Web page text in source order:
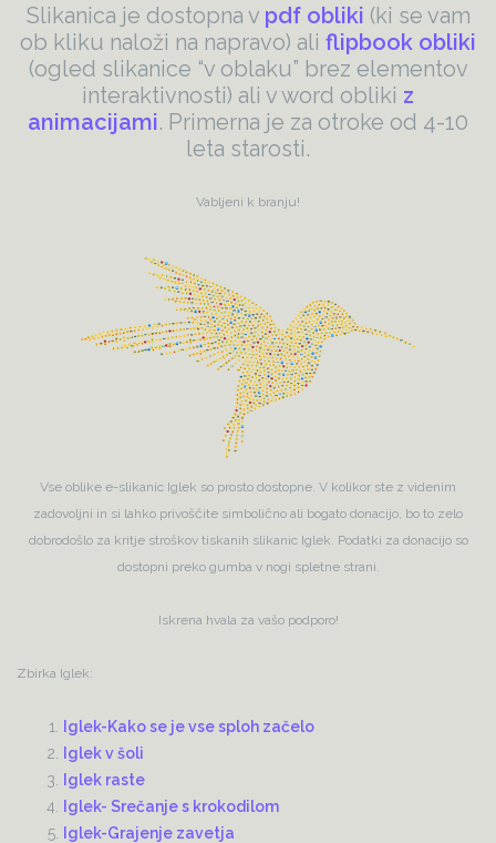
Slikanica je dostopna v pdf obliki (ki se vam
ob kliku naloži na napravo) ali flipbook obliki
(ogled slikanice “v oblaku” brez elementov
interaktivnosti) ali v word obliki z
animacijami. Primerna je za otroke od 4-10
leta starosti.
Vabljeni k branju!
Vse oblike e-slikanic Iglek so prosto dostopne. V kolikor ste z videnim
zadovoljni in si lahko privoščite simbolično ali bogato donacijo, bo to zelo
dobrodošlo za kritje stroškov tiskanih slikanic Iglek. Podatki za donacijo so
dostopni preko gumba v nogi spletne strani.
Iskrena hvala za vašo podporo!
Zbirka Iglek:
Iglek-Kako se je vse sploh začelo
Iglek v šoli
Iglek raste
Iglek- Srečanje s krokodilom
Iglek-Grajenje zavetja